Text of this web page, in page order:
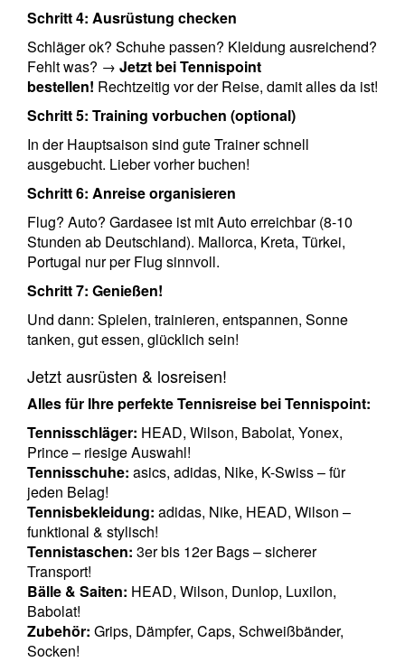
Schritt 4: Ausrüstung checken
Schläger ok? Schuhe passen? Kleidung ausreichend?
Fehlt was? → Jetzt bei Tennispoint
bestellen! Rechtzeitig vor der Reise, damit alles da ist!
Schritt 5: Training vorbuchen (optional)
In der Hauptsaison sind gute Trainer schnell
ausgebucht. Lieber vorher buchen!
Schritt 6: Anreise organisieren
Flug? Auto? Gardasee ist mit Auto erreichbar (8-10
Stunden ab Deutschland). Mallorca, Kreta, Türkei,
Portugal nur per Flug sinnvoll.
Schritt 7: Genießen!
Und dann: Spielen, trainieren, entspannen, Sonne
tanken, gut essen, glücklich sein!
Jetzt ausrüsten & losreisen!
Alles für Ihre perfekte Tennisreise bei Tennispoint:
Tennisschläger: HEAD, Wilson, Babolat, Yonex,
Prince – riesige Auswahl!
Tennisschuhe: asics, adidas, Nike, K-Swiss – für
jeden Belag!
Tennisbekleidung: adidas, Nike, HEAD, Wilson –
funktional & stylisch!
Tennistaschen: 3er bis 12er Bags – sicherer
Transport!
Bälle & Saiten: HEAD, Wilson, Dunlop, Luxilon,
Babolat!
Zubehör: Grips, Dämpfer, Caps, Schweißbänder,
Socken!